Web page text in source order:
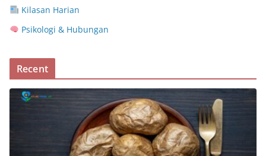
Kilasan Harian
Psikologi & Hubungan
Recent